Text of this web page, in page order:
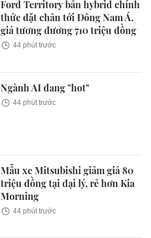
Ford Territory bản hybrid chính
thức đặt chân tới Đông Nam Á,
giá tương đương 710 triệu đồng
44 phút trước
Ngành AI đang "hot"
44 phút trước
Mẫu xe Mitsubishi giảm giá 80
triệu đồng tại đại lý, rẻ hơn Kia
Morning
44 phút trước